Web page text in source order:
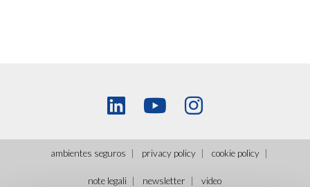
ambientes seguros privacy policy cookie policy
note legali newsletter video